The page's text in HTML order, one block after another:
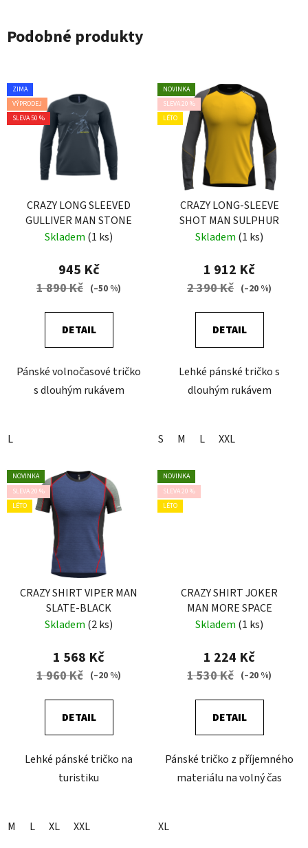
Podobné produkty
ZIMA
VÝPRODEJ
SLEVA 50 %
CRAZY LONG SLEEVED
GULLIVER MAN STONE
Skladem (1 ks)
945 Kč
1 890 Kč (–50 %)
DETAIL
Pánské volnočasové tričko
s dlouhým rukávem
L
NOVINKA
SLEVA 20 %
LÉTO
CRAZY LONG-SLEEVE
SHOT MAN SULPHUR
Skladem (1 ks)
1 912 Kč
2 390 Kč (–20 %)
DETAIL
Lehké pánské tričko s
dlouhým rukávem
S M L XXL
NOVINKA
SLEVA 20 %
LÉTO
CRAZY SHIRT VIPER MAN
SLATE-BLACK
Skladem (2 ks)
1 568 Kč
1 960 Kč (–20 %)
DETAIL
Lehké pánské tričko na
turistiku
M L XL XXL
NOVINKA
SLEVA 20 %
LÉTO
CRAZY SHIRT JOKER
MAN MORE SPACE
Skladem (1 ks)
1 224 Kč
1 530 Kč (–20 %)
DETAIL
Pánské tričko z příjemného
materiálu na volný čas
XL